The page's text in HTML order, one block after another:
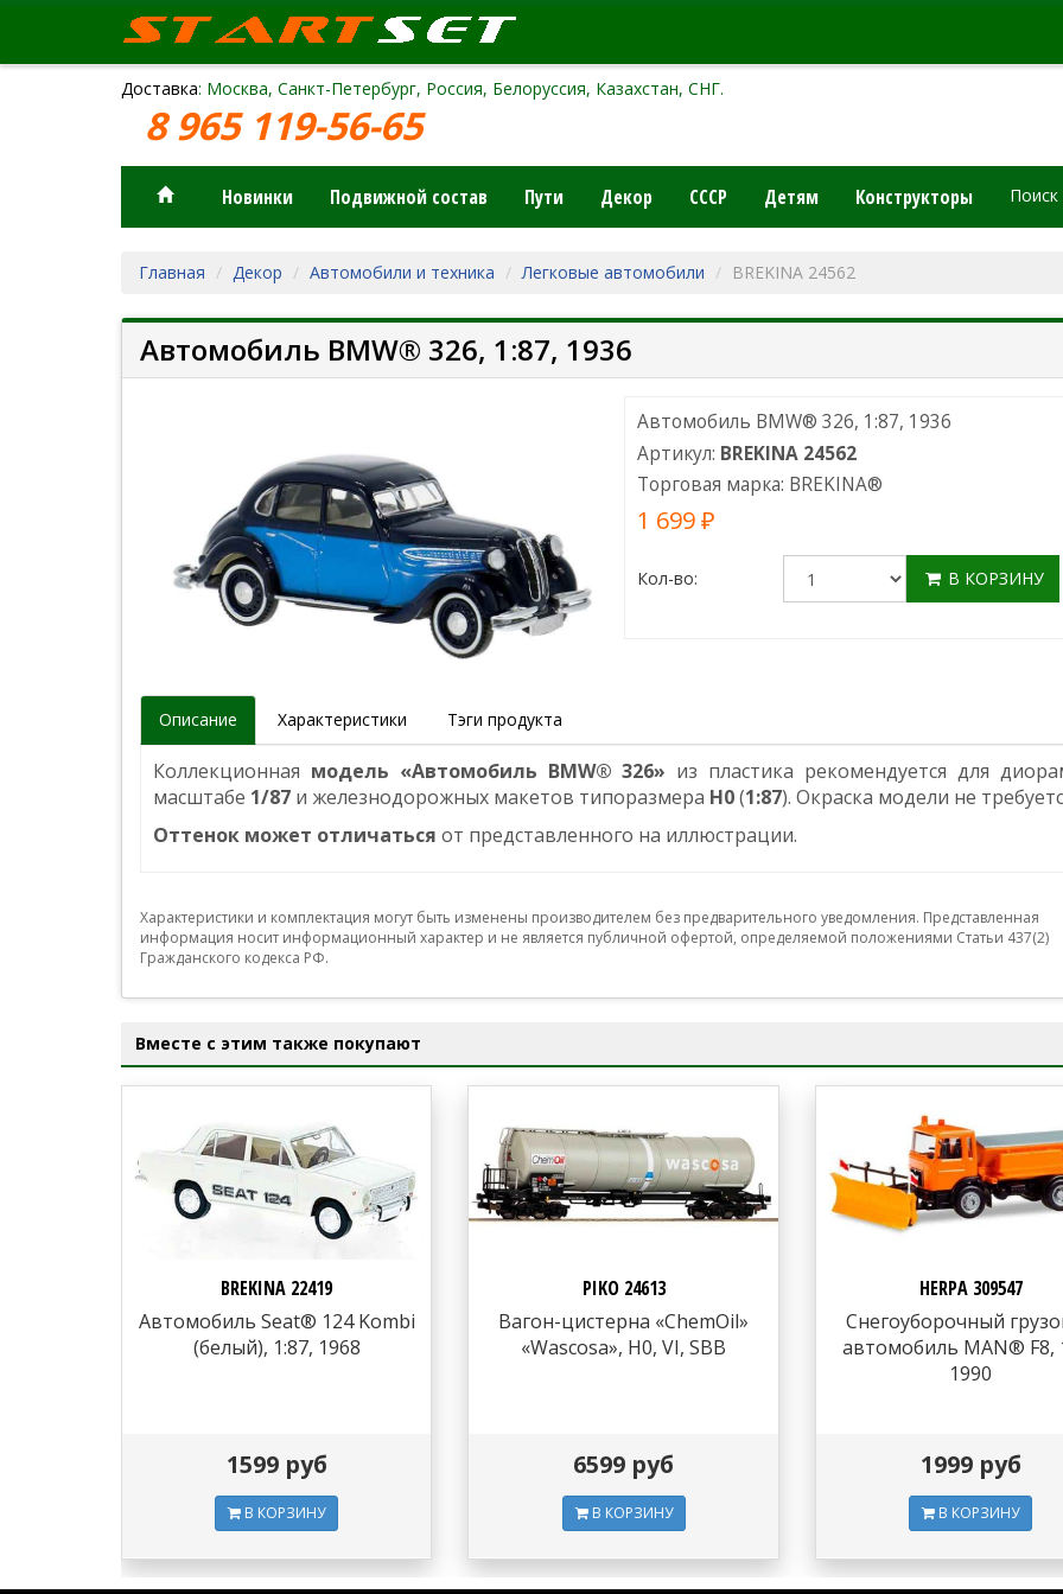
Доставка: Москва, Санкт-Петербург, Россия, Белоруссия, Казахстан, СНГ.
8 965 119-56-65
Новинки Подвижной состав Пути Декор СССР Детям Конструкторы Поиск
Главная Декор Автомобили и техника Легковые автомобили BREKINA 24562
Автомобиль BMW® 326, 1:87, 1936
Автомобиль BMW® 326, 1:87, 1936
Артикул: BREKINA 24562
Торговая марка: BREKINA®
1 699 ₽
Кол-во: В КОРЗИНУ
Описание Характеристики Тэги продукта
Коллекционная модель «Автомобиль BMW® 326» из пластика рекомендуется для
масштабе 1/87 и железнодорожных макетов типоразмера Н0(1:87). Окраска модели не
Оттенок может отличаться от представленного на иллюстрации.
Характеристики и комплектация могут быть изменены производителем без предварительного уведомления. Представленная
информация носит информационный характер и не является публичной офертой, определяемой положениями Статьи 437(2)
Гражданского кодекса РФ.
Вместе с этим также покупают
BREKINA 22419
Автомобиль Seat® 124 Kombi
(белый), 1:87, 1968
1599 руб
В КОРЗИНУ
PIKO 24613
Вагон-цистерна «ChemOil»
«Wascosa», H0, VI, SBB
6599 руб
В КОРЗИНУ
HERPA 309547
Снегоуборочный
автомобиль MAN® F8,
1990
1999 руб
В КОРЗИНУ